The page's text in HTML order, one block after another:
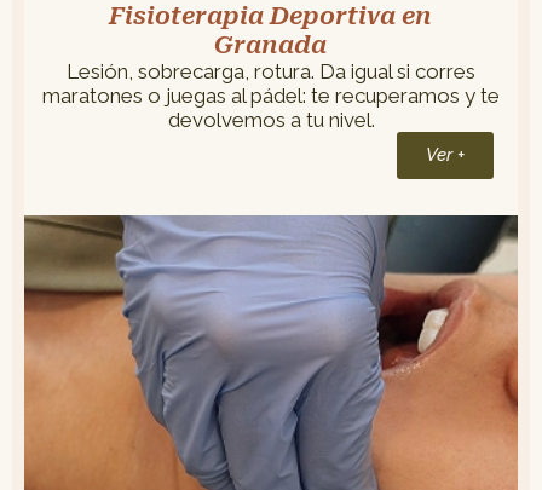
Fisioterapia Deportiva en
Granada
Lesión, sobrecarga, rotura. Da igual si corres
maratones o juegas al pádel: te recuperamos y te
devolvemos a tu nivel.
Ver +